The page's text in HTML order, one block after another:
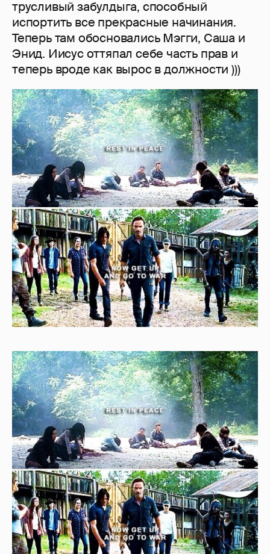
трусливый забулдыга, способный
испортить все прекрасные начинания.
Теперь там обосновались Мэгги, Саша и
Энид. Иисус оттяпал себе часть прав и
теперь вроде как вырос в должности )))